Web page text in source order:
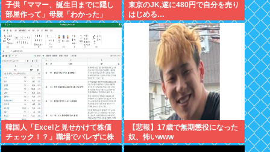
子供「ママー、誕生日までに隠し
部屋作って」母親「わかった」
東京のJK,遂に480円で自分を売り
はじめる…
韓国人「Excelと見せかけて株価
チェック！？」職場でバレずに株
取引、巧妙な偽装サイトが話題に
【悲報】17歳で無期懲役になった
奴、怖いwww